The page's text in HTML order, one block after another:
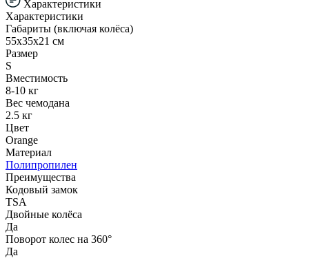
Характеристики
Характеристики
Габариты (включая колёса)
55х35х21 см
Размер
S
Вместимость
8-10 кг
Вес чемодана
2.5 кг
Цвет
Orange
Материал
Полипропилен
Преимущества
Кодовый замок
TSA
Двойные колёса
Да
Поворот колес на 360°
Да